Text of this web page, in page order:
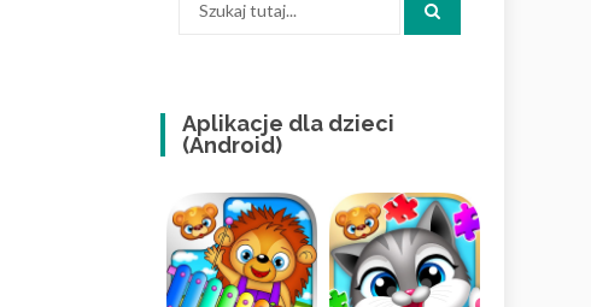
Aplikacje dla dzieci
(Android)